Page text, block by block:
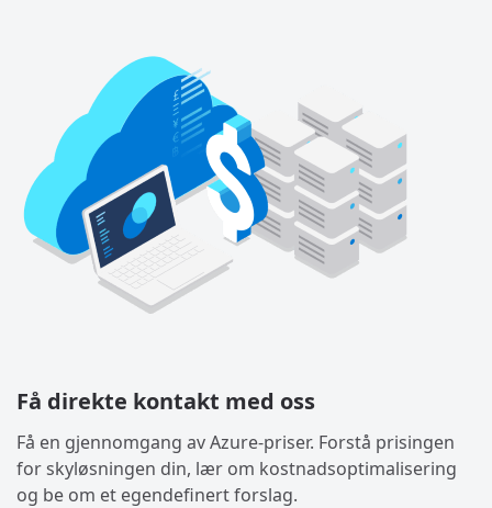
Få direkte kontakt med oss
Få en gjennomgang av Azure-priser. Forstå prisingen
for skyløsningen din, lær om kostnadsoptimalisering
og be om et egendefinert forslag.